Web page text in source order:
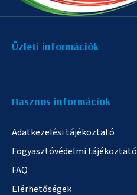
Üzleti információk
Hasznos informáciok
Adatkezelési tájékoztató
Fogyasztóvédelmi tájékoztató
FAQ
Elérhetőségek